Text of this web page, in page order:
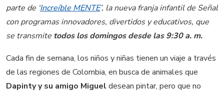
parte de ‘Increíble MENTE’, la nueva franja infantil de Señal
con programas innovadores, divertidos y educativos, que
se transmite todos los domingos desde las 9:30 a. m.
Cada fin de semana, los niños y niñas tienen un viaje a través
de las regiones de Colombia, en busca de animales que
Dapinty y su amigo Miguel desean pintar, pero que no